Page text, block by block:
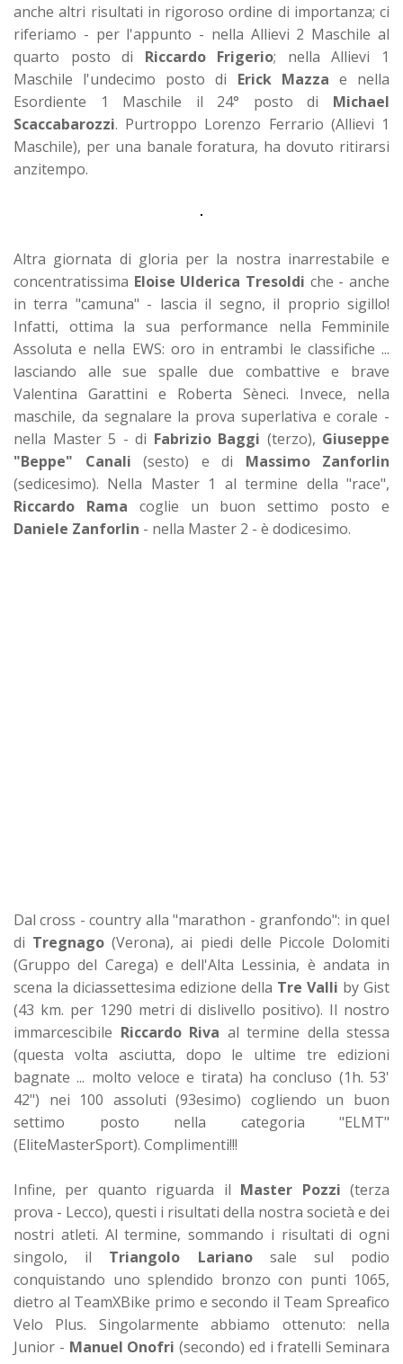
anche altri risultati in rigoroso ordine di importanza; ci
riferiamo - per l'appunto - nella Allievi 2 Maschile al
quarto posto di Riccardo Frigerio; nella Allievi 1
Maschile l'undecimo posto di Erick Mazza e nella
Esordiente 1 Maschile il 24° posto di Michael
Scaccabarozzi. Purtroppo Lorenzo Ferrario (Allievi 1
Maschile), per una banale foratura, ha dovuto ritirarsi
anzitempo.
Altra giornata di gloria per la nostra inarrestabile e
concentratissima Eloise Ulderica Tresoldi che - anche
in terra "camuna" - lascia il segno, il proprio sigillo!
Infatti, ottima la sua performance nella Femminile
Assoluta e nella EWS: oro in entrambi le classifiche ...
lasciando alle sue spalle due combattive e brave
Valentina Garattini e Roberta Sèneci. Invece, nella
maschile, da segnalare la prova superlativa e corale -
nella Master 5 - di Fabrizio Baggi (terzo), Giuseppe
"Beppe" Canali (sesto) e di Massimo Zanforlin
(sedicesimo). Nella Master 1 al termine della "race",
Riccardo Rama coglie un buon settimo posto e
Daniele Zanforlin - nella Master 2 - è dodicesimo.
Dal cross - country alla "marathon - granfondo": in quel
di Tregnago (Verona), ai piedi delle Piccole Dolomiti
(Gruppo del Carega) e dell'Alta Lessinia, è andata in
scena la diciassettesima edizione della Tre Valli by Gist
(43 km. per 1290 metri di dislivello positivo). Il nostro
immarcescibile Riccardo Riva al termine della stessa
(questa volta asciutta, dopo le ultime tre edizioni
bagnate ... molto veloce e tirata) ha concluso (1h. 53'
42") nei 100 assoluti (93esimo) cogliendo un buon
settimo posto nella categoria "ELMT"
(EliteMasterSport). Complimenti!!!
Infine, per quanto riguarda il Master Pozzi(terza
prova - Lecco), questi i risultati della nostra società e dei
nostri atleti. Al termine, sommando i risultati di ogni
singolo, il Triangolo Larianosale sul podio
conquistando uno splendido bronzo con punti 1065,
dietro al TeamXBike primo e secondo il Team Spreafico
Velo Plus. Singolarmente abbiamo ottenuto: nella
Junior - Manuel Onofri (secondo) ed i fratelli Seminara